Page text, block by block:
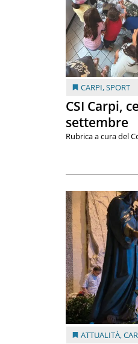
CARPI,SPORT
CSI Carpi,
settembre
Rubrica a cura del
ATTUALITÀ,